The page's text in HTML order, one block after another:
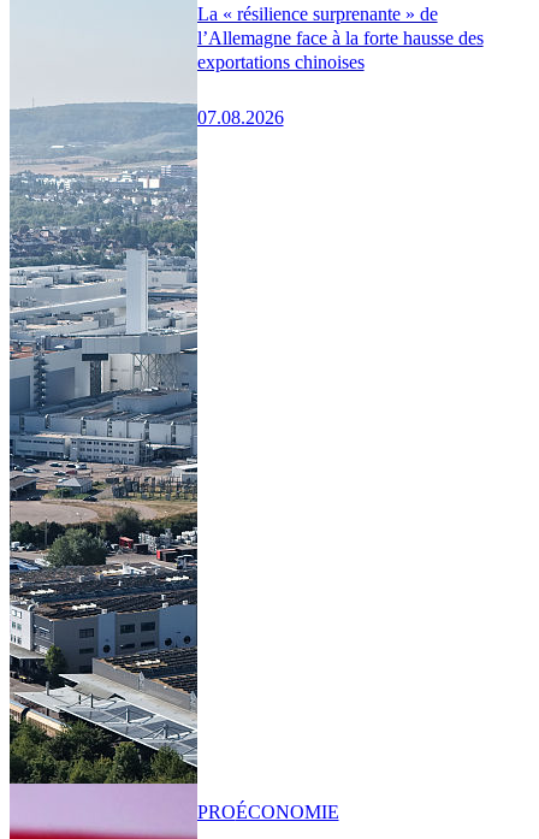
La « résilience surprenante » de
l’Allemagne face à la forte hausse des
exportations chinoises
07.08.2026
PROÉCONOMIE